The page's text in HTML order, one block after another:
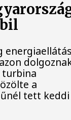
turbina
a
tett keddi